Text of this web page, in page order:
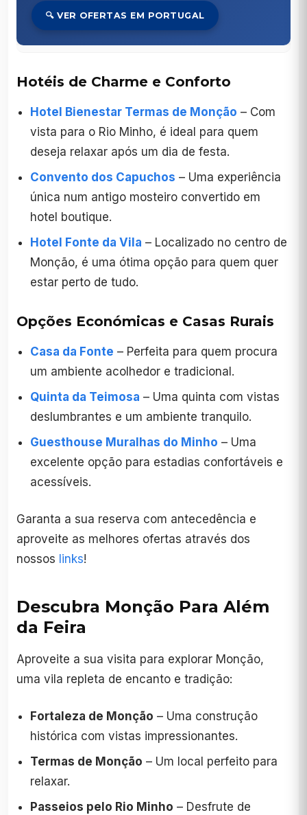
🔍 VER OFERTAS EM PORTUGAL
Hotéis de Charme e Conforto
Hotel Bienestar Termas de Monção – Com
vista para o Rio Minho, é ideal para quem
deseja relaxar após um dia de festa.
Convento dos Capuchos – Uma experiência
única num antigo mosteiro convertido em
hotel boutique.
Hotel Fonte da Vila – Localizado no centro de
Monção, é uma ótima opção para quem quer
estar perto de tudo.
Opções Económicas e Casas Rurais
Casa da Fonte – Perfeita para quem procura
um ambiente acolhedor e tradicional.
Quinta da Teimosa – Uma quinta com vistas
deslumbrantes e um ambiente tranquilo.
Guesthouse Muralhas do Minho – Uma
excelente opção para estadias confortáveis e
acessíveis.
Garanta a sua reserva com antecedência e
aproveite as melhores ofertas através dos
nossos links!
Descubra Monção Para Além
da Feira
Aproveite a sua visita para explorar Monção,
uma vila repleta de encanto e tradição:
Fortaleza de Monção – Uma construção
histórica com vistas impressionantes.
Termas de Monção – Um local perfeito para
relaxar.
Passeios pelo Rio Minho – Desfrute de